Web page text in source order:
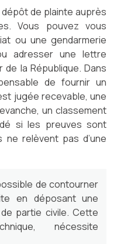
de plainte auprès
Vous pouvez vous
ou une gendarmerie
adresser une lettre
la République. Dans
de fournir un
jugée recevable, une
un classement
si les preuves sont
relèvent pas d’une
de contourner
en déposant une
partie civile. Cette
nécessite